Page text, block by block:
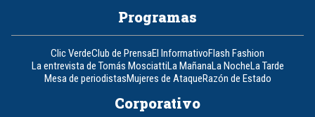
Programas
Clic VerdeClub de PrensaEl InformativoFlash Fashion
La entrevista de Tomás MosciattiLa MañanaLa NocheLa Tarde
Mesa de periodistasMujeres de AtaqueRazón de Estado
Corporativo